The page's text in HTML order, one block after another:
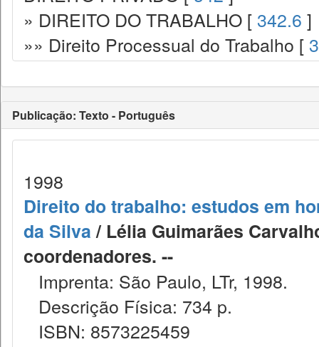
» DIREITO DO TRABALHO [ 342.6 ]
»» Direito Processual do Trabalho [
Publicação: Texto - Português
1998
Direito do trabalho: estudos em
da Silva/ Lélia Guimarães
coordenadores. --
Imprenta: São Paulo, LTr, 1998.
Descrição Física: 734 p.
ISBN: 8573225459